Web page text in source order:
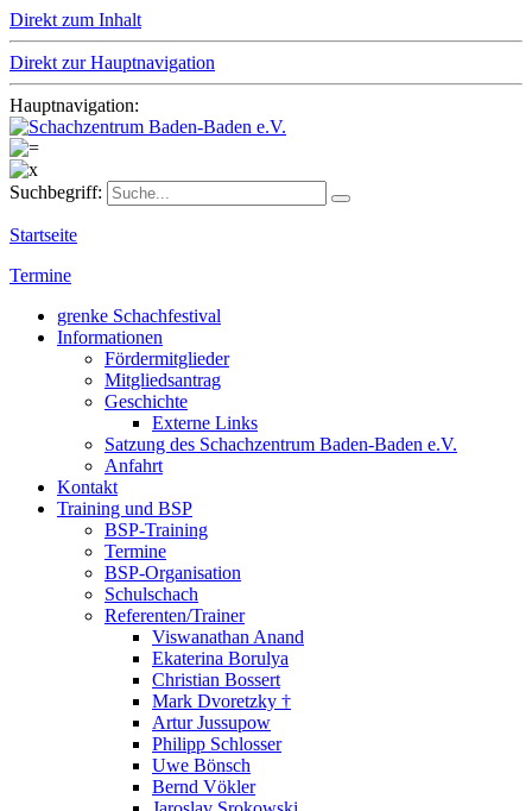
Direkt zum Inhalt
Direkt zur Hauptnavigation
Hauptnavigation:
Suchbegriff:
Startseite
Termine
grenke Schachfestival
Informationen
Fördermitglieder
Mitgliedsantrag
Geschichte
Externe Links
Satzung des Schachzentrum Baden-Baden e.V.
Anfahrt
Kontakt
Training und BSP
BSP-Training
Termine
BSP-Organisation
Schulschach
Referenten/Trainer
Viswanathan Anand
Ekaterina Borulya
Christian Bossert
Mark Dvoretzky †
Artur Jussupow
Philipp Schlosser
Uwe Bönsch
Bernd Vökler